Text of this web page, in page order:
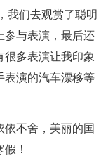
我们去观赏了聪明
参与表演，最后还
很多表演让我印象
表演的汽车漂移等
不舍，美丽的国
！